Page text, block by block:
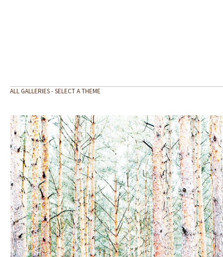
ALL GALLERIES - SELECT A THEME